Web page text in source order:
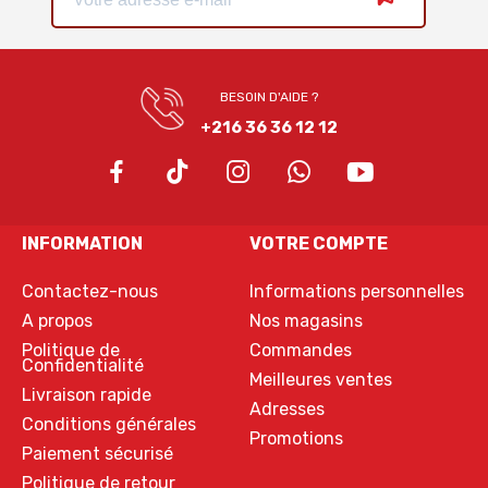
BESOIN D'AIDE ?
+216 36 36 12 12
INFORMATION
Contactez-nous
A propos
Politique de
Confidentialité
Livraison rapide
Conditions générales
Paiement sécurisé
Politique de retour
VOTRE COMPTE
Informations personnelles
Nos magasins
Commandes
Meilleures ventes
Adresses
Promotions